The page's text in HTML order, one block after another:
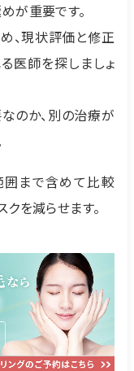
が重要です。
、現状評価と修正
医師を探しましょ
のか、別の治療が
囲まで含めて比較
を減らせます。